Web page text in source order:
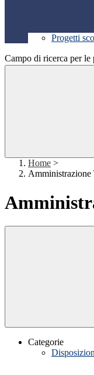
Progetti
Campo di ricerca per le
Home >
Amministrazione
Categorie